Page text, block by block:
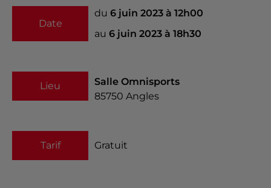
Date
du 6 juin 2023 à 12h00
au 6 juin 2023 à 18h30
Lieu
Salle Omnisports
85750 Angles
Tarif Gratuit